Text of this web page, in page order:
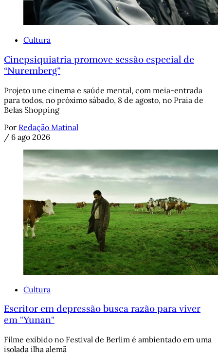
Cultura
Cinepsiquiatria promove sessão especial de
“Nuremberg”
Projeto une cinema e saúde mental, com meia-entrada
para todos, no próximo sábado, 8 de agosto, no Praia de
Belas Shopping
Por Redação Matinal
/ 6 ago 2026
Cultura
Escritor em depressão busca razão para viver
em "Yunan"
Filme exibido no Festival de Berlim é ambientado em uma
isolada ilha alemã